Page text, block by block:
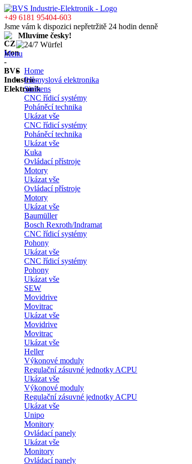
+49 6181 95404-603
Jsme vám k dispozici nepřetržitě 24 hodin denně
Mluvíme česky!
Menu
Home
Průmyslová elektronika
Siemens
CNC řídicí systémy
Poháněcí technika
Ukázat vše
CNC řídicí systémy
Poháněcí technika
Ukázat vše
Kuka
Ovládací přístroje
Motory
Ukázat vše
Ovládací přístroje
Motory
Ukázat vše
Baumüller
Bosch Rexroth/Indramat
CNC řídicí systémy
Pohony
Ukázat vše
CNC řídicí systémy
Pohony
Ukázat vše
SEW
Movidrive
Movitrac
Ukázat vše
Movidrive
Movitrac
Ukázat vše
Heller
Výkonové moduly
Regulační zásuvné jednotky ACPU
Ukázat vše
Výkonové moduly
Regulační zásuvné jednotky ACPU
Ukázat vše
Unipo
Monitory
Ovládací panely
Ukázat vše
Monitory
Ovládací panely